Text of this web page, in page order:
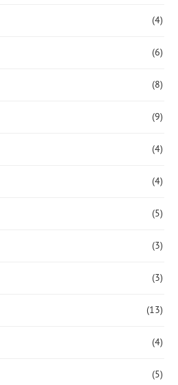
(4)
(6)
(8)
(9)
(4)
(4)
(5)
(3)
(3)
(13)
(4)
(5)